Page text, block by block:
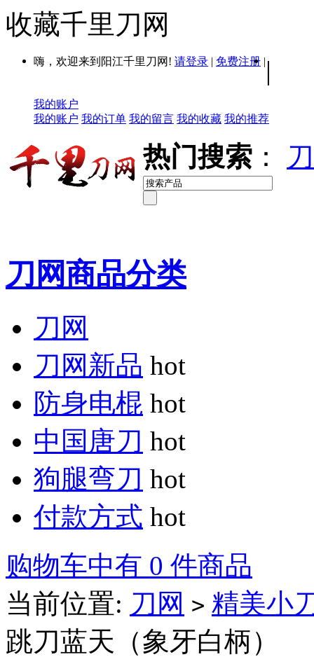
收藏千里刀网
嗨，欢迎来到阳江千里刀网! 请登录 | 免费注册 | |
我的账户
我的账户 我的订单 我的留言 我的收藏 我的推荐
热门搜索 ：
刀网商品分类
刀网
刀网新品 hot
防身电棍 hot
中国唐刀 hot
狗腿弯刀 hot
付款方式 hot
购物车中有 0 件商品
当前位置: 刀网 > 精美小
跳刀蓝天（象牙白柄）